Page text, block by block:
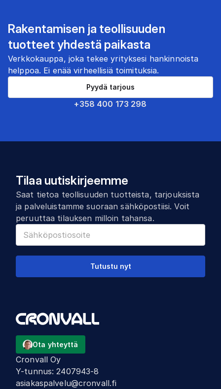
Rakentamisen ja teollisuuden
tuotteet yhdestä paikasta
Verkkokauppa, joka tekee yrityksesi hankinnoista
helppoa. Ei enää virheellisiä toimituksia.
+358 400 173 298
Pyydä tarjous
Tilaa uutiskirjeemme
Saat tietoa teollisuuden tuotteista, tarjouksista
ja palveluistamme suoraan sähköpostiisi. Voit
peruuttaa tilauksen milloin tahansa.
Tutustu nyt
Ota yhteyttä
Cronvall Oy
Y-tunnus:2407943-8
asiakaspalvelu@cronvall.fi